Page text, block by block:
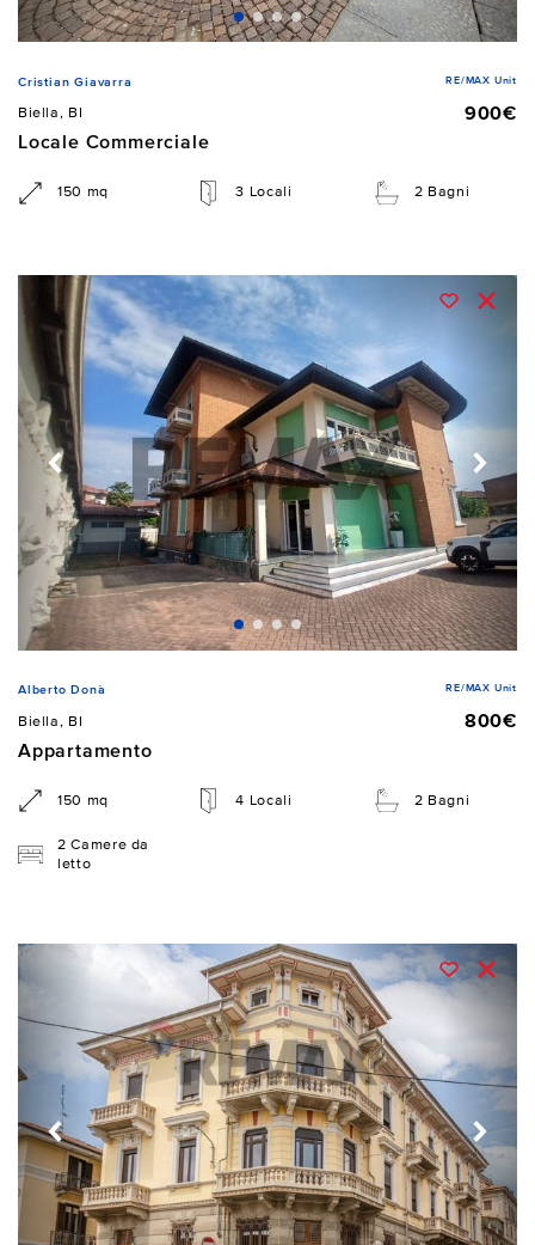
Cristian Giavarra RE/MAX Unit
Biella, BI
900€
Locale Commerciale
150 mq 3 Locali 2 Bagni
Alberto Donà RE/MAX Unit
Biella, BI
800€
Appartamento
150 mq 4 Locali 2 Bagni
2 Camere da
letto